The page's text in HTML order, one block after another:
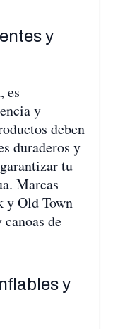
y
es
y
deben
duraderos y
tu
Marcas
y Old Town
de
y